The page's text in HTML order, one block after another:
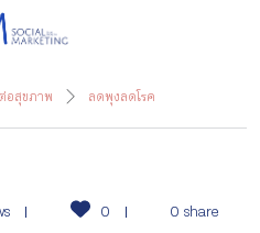
อสุขภาพ ลดพุงลดโรค
0 0 share